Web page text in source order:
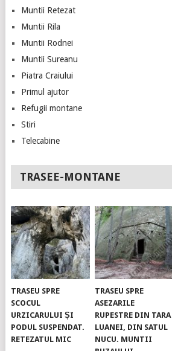
Muntii Retezat
Muntii Rila
Muntii Rodnei
Muntii Sureanu
Piatra Craiului
Primul ajutor
Refugii montane
Stiri
Telecabine
TRASEE-MONTANE
TRASEU SPRE
SCOCUL
URZICARULUI ȘI
PODUL SUSPENDAT.
RETEZATUL MIC
TRASEU SPRE
ASEZARILE
RUPESTRE DIN TARA
LUANEI, DIN SATUL
NUCU. MUNTII